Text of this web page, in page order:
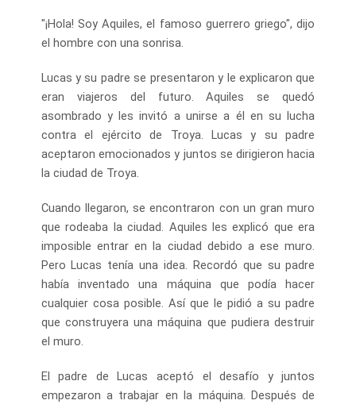
"¡Hola! Soy Aquiles, el famoso guerrero griego", dijo
el hombre con una sonrisa.
Lucas y su padre se presentaron y le explicaron que
eran viajeros del futuro. Aquiles se quedó
asombrado y les invitó a unirse a él en su lucha
contra el ejército de Troya. Lucas y su padre
aceptaron emocionados y juntos se dirigieron hacia
la ciudad de Troya.
Cuando llegaron, se encontraron con un gran muro
que rodeaba la ciudad. Aquiles les explicó que era
imposible entrar en la ciudad debido a ese muro.
Pero Lucas tenía una idea. Recordó que su padre
había inventado una máquina que podía hacer
cualquier cosa posible. Así que le pidió a su padre
que construyera una máquina que pudiera destruir
el muro.
El padre de Lucas aceptó el desafío y juntos
empezaron a trabajar en la máquina. Después de